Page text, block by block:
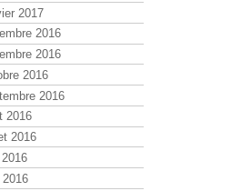
2017
2016
2016
2016
2016
2016
2016
2016